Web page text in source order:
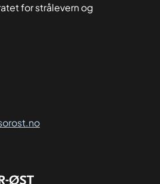
for strålevern og